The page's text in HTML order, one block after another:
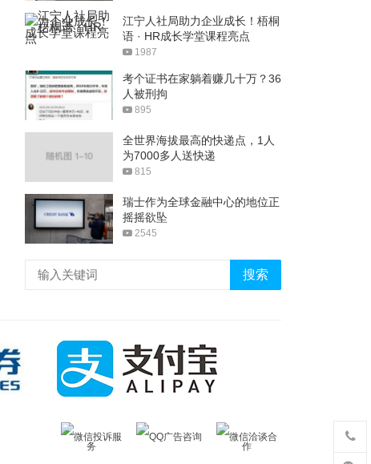
江宁人社局助力企业成长！梧桐
语 · HR成长学堂课程亮点
1987
考个证书在家躺着赚几十万？36
人被刑拘
895
全世界海拔最高的快递点，1人
为7000多人送快递
815
瑞士作为全球金融中心的地位正
摇摇欲坠
2545
搜索
微信投诉服
务
QQ广告咨询
微信洽谈合
作